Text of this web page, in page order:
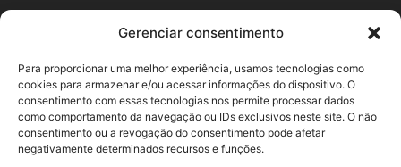
Gerenciar consentimento
Para proporcionar uma melhor experiência, usamos tecnologias como
cookies para armazenar e/ou acessar informações do dispositivo. O
consentimento com essas tecnologias nos permite processar dados
como comportamento da navegação ou IDs exclusivos neste site. O não
consentimento ou a revogação do consentimento pode afetar
negativamente determinados recursos e funções.
SUPORTE